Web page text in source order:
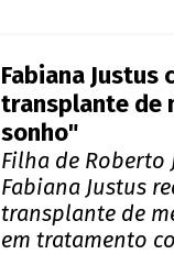
Fabiana Justus
transplante de
sonho"
Filha de Roberto
Fabiana Justus
transplante de
em tratamento